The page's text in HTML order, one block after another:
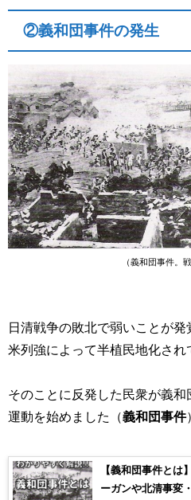
②義和団事件の発生
（義和団事件。
日清戦争の敗北で弱いことが
米列強によって半植民地化され
そのことに反発した民衆が義
運動を始めました（義和団事件
【義和団事件とは
ーガンや北清事変